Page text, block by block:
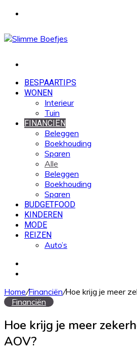
BESPAARTIPS
WONEN
Interieur
Tuin
FINANCIËN
Beleggen
Boekhouding
Sparen
Alle
Beleggen
Boekhouding
Sparen
BUDGETFOOD
KINDEREN
MODE
REIZEN
Auto’s
Home/Financiën/Hoe krijg je meer
Financiën
Hoe krijg je meer
AOV?